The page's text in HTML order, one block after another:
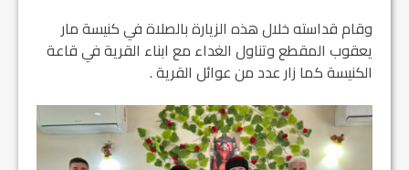
وقام قداسته خلال هذه الزيارة بالصلاة في كنيسة مار
يعقوب المقطع وتناول الغداء مع ابناء القرية في قاعة
الكنيسة كما زار عدد من عوائل القرية .